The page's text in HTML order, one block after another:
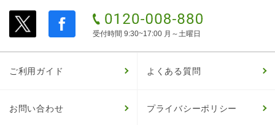
受付時間 9:30~17:00 月～土曜日
ご利用ガイド よくある質問
お問い合わせ プライバシーポリシー